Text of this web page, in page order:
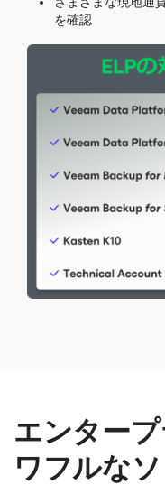
を確認
エンター
ワフルな